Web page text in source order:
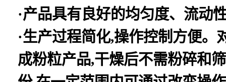
·产品具有良好的均匀度、流动
·生产过程简化,操作控制方便
成粉粒产品,干燥后不需粉碎和